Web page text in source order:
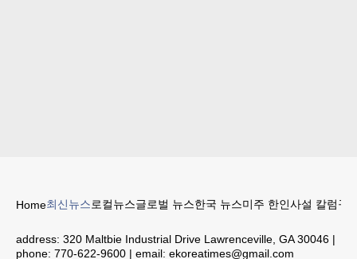
Home최신뉴스로컬뉴스글로벌 뉴스한국 뉴스미주 한인사설 칼럼구
address: 320 Maltbie Industrial Drive Lawrenceville, GA 30046 |
phone: 770-622-9600 | email: ekoreatimes@gmail.com